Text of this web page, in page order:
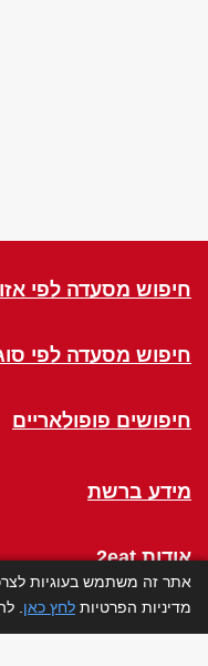
חיפוש מסעדה לפי
חיפוש מסעדה לפי
חיפושים פופולאריים
מידע ברשת
אודות 2eat
אתר זה משתמש בעוגיות
מדיניות הפרטיות לחץ כאן .